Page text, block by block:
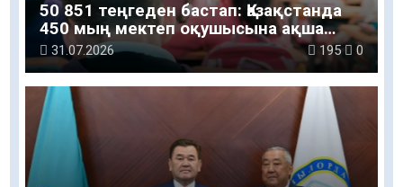
50 851 теңгеден бастап: Қазақстанда
450 мың мектеп оқушысына ақша
беріледі
31.07.2026 195 0